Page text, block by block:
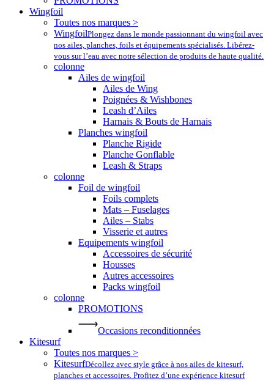
Wingfoil
Toutes nos marques >
WingfoilPlongez dans le monde passionnant du wingfoil avec
nos ailes, planches, foils et équipements spécialisés. Libérez-
vous sur l’eau avec notre sélection de produits de haute qualité.
colonne
Ailes de wingfoil
Ailes de Wing
Poignées & Wishbones
Leash d’Ailes
Harnais & Bouts de Harnais
Planches wingfoil
Planche Rigide
Planche Gonflable
Leash & Straps
colonne
Foil de wingfoil
Foils complets
Mats – Fuselages
Ailes – Stabs
Visserie et autres
Equipements wingfoil
Accessoires de sécurité
Housses
Autres accessoires
Packs wingfoil
colonne
PROMOTIONS
Occasions reconditionnées
Kitesurf
Toutes nos marques >
KitesurfDécollez avec style grâce à nos ailes de kitesurf,
planches et accessoires. Profitez d’une expérience kitesurf